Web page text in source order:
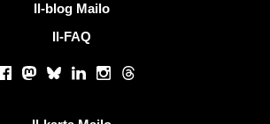
Il-blog Mailo
Il-FAQ
Facebook
Mastodon
BlueskyLinkedInInstagram
Threads